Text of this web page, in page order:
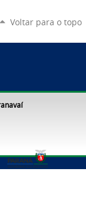
Voltar para o topo